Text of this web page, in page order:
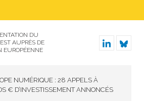
DU
AUPRÈS DE
EUROPÉENNE
NUMÉRIQUE : 28 APPELS À
€ D’INVESTISSEMENT ANNONCÉS